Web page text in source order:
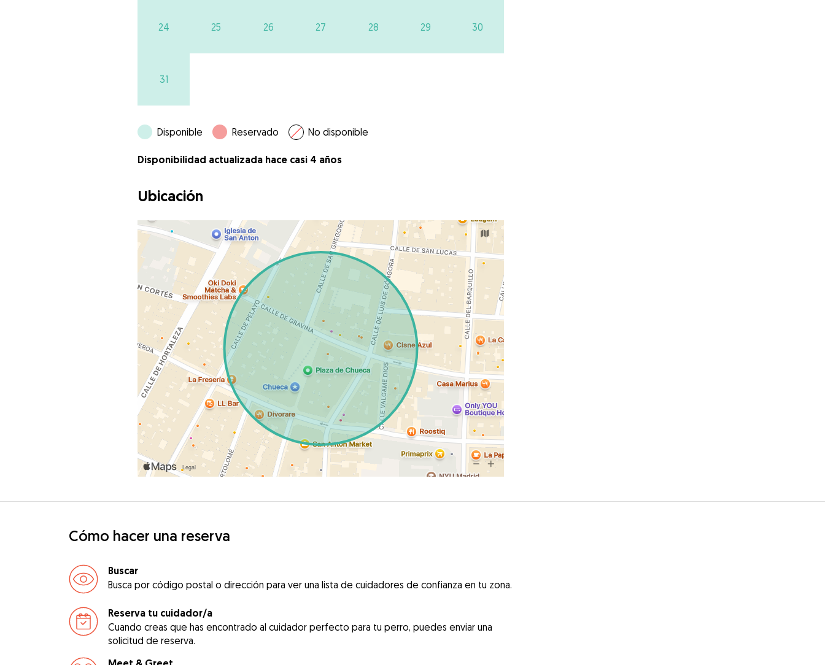
24 25 26 27 28 29 30
31
Disponible Reservado No disponible
Disponibilidad actualizada hace casi 4 años
Ubicación
Cómo hacer una reserva
Buscar
Busca por código postal o dirección para ver una lista de cuidadores de confianza en tu zona.
Reserva tu cuidador/a
Cuando creas que has encontrado al cuidador perfecto para tu perro, puedes enviar una
solicitud de reserva.